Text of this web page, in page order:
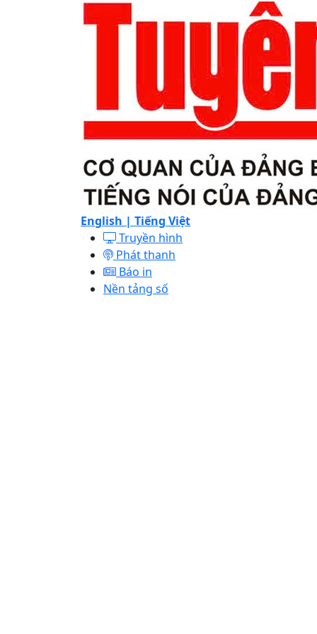
English | Tiếng Việt
Truyền hình
Phát thanh
Báo in
Nền tảng số